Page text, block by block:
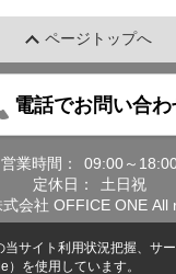
ページトップへ
電話でお問い合わ
営業時間：
09:00～
定休日：
土日祝
会社 OFFICE ONE All
サイト利用状況把握、サ
を使用しています。